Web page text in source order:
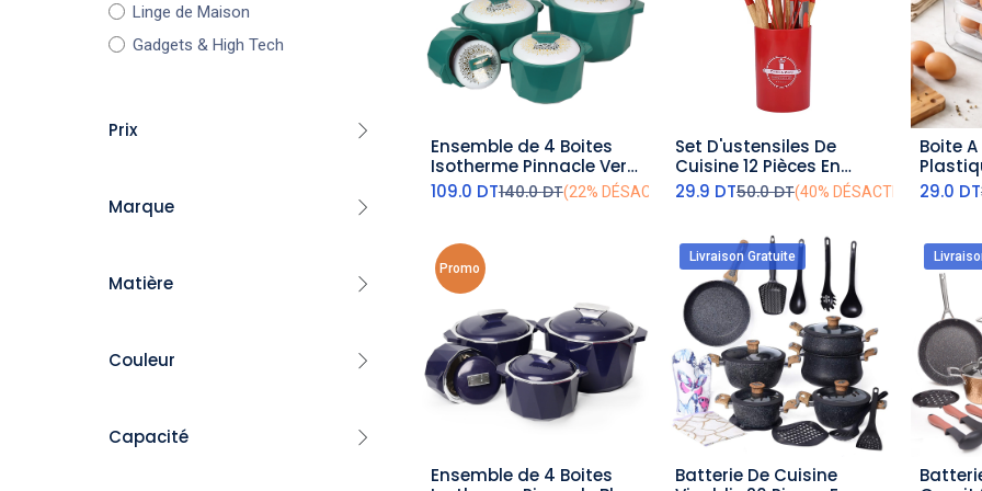
Linge de Maison
Gadgets & High Tech
Prix
FILTRE
Marque
Luminarc
​Hascevher
Arian
Matière
Inox
Plastique
Couleur
Capacité
ajouter au panier
Ensemble de 4 Boites
Isotherme Pinnacle Vert
Foncée
109.0 DT140.0DT(22% DÉSACTIVÉ)
ajouter au panier
Set D'ustensiles De
Cuisine 12 Pièces En
Silicone Rouge
29.9 DT50.0DT(40% DÉSACTIVÉ)
Boite
29.0 DT
Promo
Ensemble de 4 Boites
Livraison Gratuite
Batterie De Cuisine